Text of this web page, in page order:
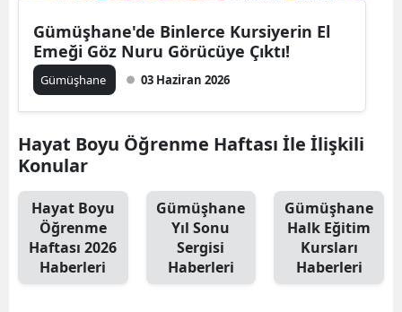
Erzincan
Erzurum
Gaziantep
Gümüşhane
Hakkari
Hatay
Gümüşhane'de Binlerce Kursiyerin El
Emeği Göz Nuru Görücüye Çıktı!
Gümüşhane 03 Haziran 2026
Hayat Boyu Öğrenme Haftası İle İlişkili
Konular
Hayat Boyu
Öğrenme
Haftası 2026
Haberleri
Gümüşhane
Yıl Sonu
Sergisi
Haberleri
Gümüşhane
Halk Eğitim
Kursları
Haberleri